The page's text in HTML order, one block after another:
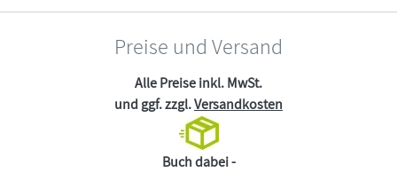
Preise und Versand
Alle Preise inkl. MwSt.
und ggf. zzgl.Versandkosten
Buch dabei -